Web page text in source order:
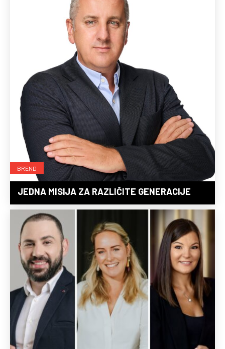
BREND
JEDNA MISIJA ZA RAZLIČITE GENERACIJE